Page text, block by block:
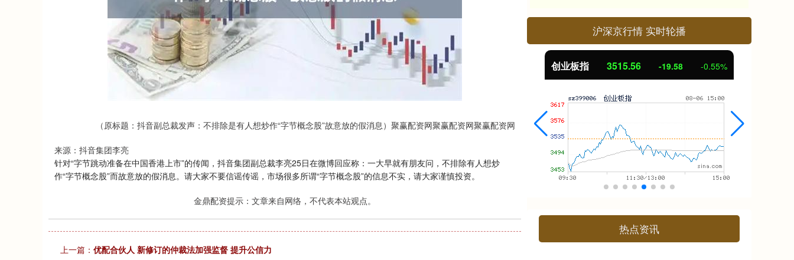
（原标题：抖音副总裁发声：不排除是有人想炒作“字节概念股”故意放的假消息）聚赢配资网聚赢配资网聚赢配资网
来源：抖音集团李亮
针对“字节跳动准备在中国香港上市”的传闻，抖音集团副总裁李亮25日在微博回应称：一大早就有朋友问，不排除有人想炒
作“字节概念股”而故意放的假消息。请大家不要信谣传谣，市场很多所谓“字节概念股”的信息不实，请大家谨慎投资。
金鼎配资提示：文章来自网络，不代表本站观点。
上一篇： 优配合伙人 新修订的仲裁法加强监督 提升公信力
沪深京行情 实时轮播
沪深300 4651.31 -6.85 北证50 1122.88 3.42 创业板指 3515.56 -19.58 -0.55%
热点资讯